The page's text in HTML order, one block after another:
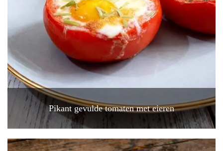
Pikant gevulde tomaten met eieren